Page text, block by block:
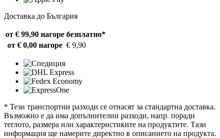
Доставка до България
от € 99,90 нагоре безплатно*
от € 0,00 нагоре € 9,90
* Тези транспортни разходи се отнасят за стандартна доставка.
Възможно е да има допълнителни разходи, напр. поради
теглото, размера или характеристиките на продуктите. Тази
информация ще намерите директно в описанието на продукта.